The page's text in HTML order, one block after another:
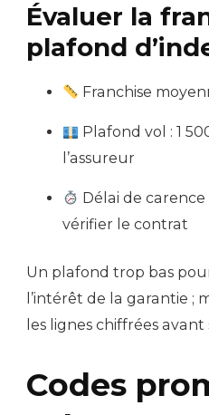
Évaluer la
plafond
Franchise
Plafond vol : 1
l’assureur
Délai de carence
vérifier le contrat
Un plafond trop bas
l’intérêt de la garantie ;
les lignes chiffrées
Codes